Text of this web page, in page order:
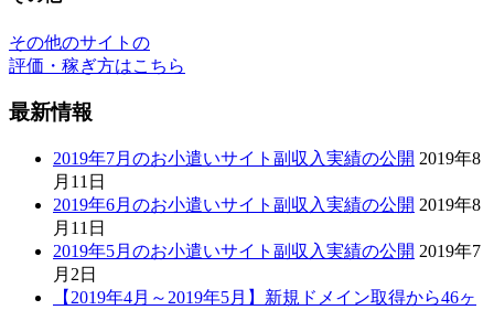
月11日
2019年6月のお小遣いサイト副収入実績の公開
2019年5月のお小遣いサイト副収入実績の公開
【2019年4月～2019年5月】新規ドメイン取得から46ヶ
月(3年10ヶ月)が経過した当サイトのアクセス数
5月30日
2019年4月のお小遣いサイト副収入実績の公開
月6日
最新情報のカテゴリー